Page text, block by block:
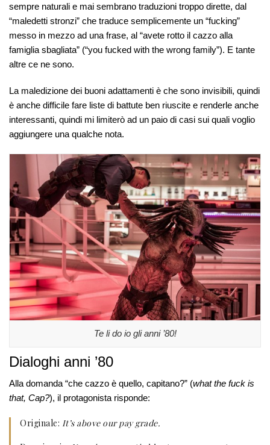
sempre naturali e mai sembrano traduzioni troppo dirette, dal
“maledetti stronzi” che traduce semplicemente un “fucking”
messo in mezzo ad una frase, al “avete rotto il cazzo alla
famiglia sbagliata” (“you fucked with the wrong family”). E tante
altre ce ne sono.
La maledizione dei buoni adattamenti è che sono invisibili, quindi
è anche difficile fare liste di battute ben riuscite e renderle anche
interessanti, quindi mi limiterò ad un paio di casi sui quali voglio
aggiungere una qualche nota.
Te li do io gli anni ’80!
Dialoghi anni ’80
Alla domanda “che cazzo è quello, capitano?” (what the fuck is
that, Cap?), il protagonista risponde:
Originale: It’s above our pay grade.